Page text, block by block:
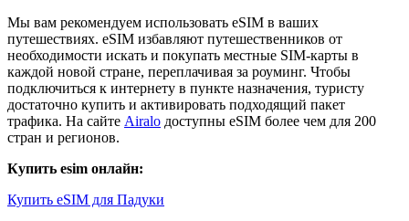
Мы вам рекомендуем использовать eSIM в ваших
путешествиях. eSIM избавляют путешественников от
необходимости искать и покупать местные SIM-карты в
каждой новой стране, переплачивая за роуминг. Чтобы
подключиться к интернету в пункте назначения, туристу
достаточно купить и активировать подходящий пакет
трафика. На сайте Airalo доступны eSIM более чем для 200
стран и регионов.
Купить esim онлайн:
Купить eSIM для Падуки